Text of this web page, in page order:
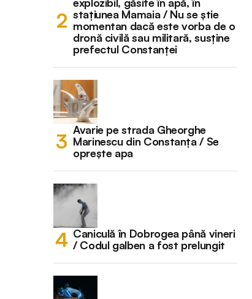
stațiunea Mamaia / Nu se știe
momentan dacă este vorba de o
dronă civilă sau militară, susține
prefectul Constanței
Avarie pe strada Gheorghe
Marinescu din Constanța / Se
oprește apa
Caniculă în Dobrogea până vineri
/ Codul galben a fost prelungit